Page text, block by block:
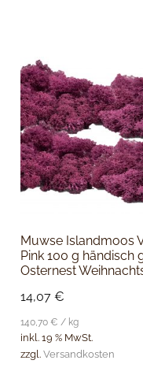
Muwse Islandmoos
Pink 100 g händisch
Osternest
14,07 €
140,70 € / kg
inkl. 19 % MwSt.
zzgl. Versandkosten